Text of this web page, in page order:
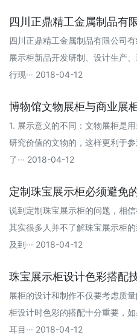
四川正鼎精工金属制品有
四川正鼎精工金属制品有限公司
展示柜新品开发研制、设计生产
行现··· 2018-04-12
博物馆文物展柜与商业展
1. 展示意义的不同：文物展柜是
研究价值的文物的，这样更利于
了··· 2018-04-12
定制珠宝展示柜必须避免
说到定制珠宝展示柜的问题，相
其实很多人并不了解珠宝展示柜
及到··· 2018-04-12
珠宝展示柜设计色彩搭配
展柜的设计和制作不仅要考虑质
柜设计时色彩的搭配十分重要，
耳目··· 2018-04-12